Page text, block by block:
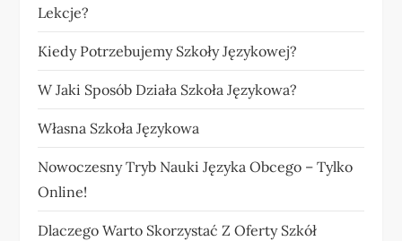
Lekcje?
Kiedy Potrzebujemy Szkoły Językowej?
W Jaki Sposób Działa Szkoła Językowa?
Własna Szkoła Językowa
Nowoczesny Tryb Nauki Języka Obcego – Tylko
Online!
Dlaczego Warto Skorzystać Z Oferty Szkół